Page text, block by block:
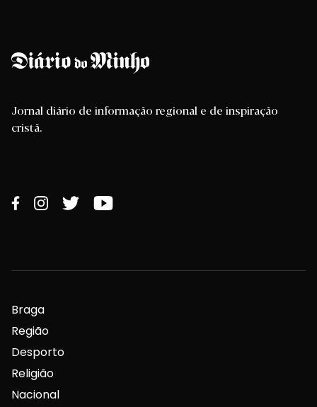
Jornal diário de informação regional e de inspiração
cristã.
Braga
Região
Desporto
Religião
Nacional